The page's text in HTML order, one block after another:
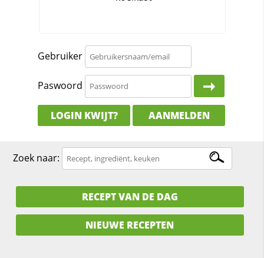
Gebruiker
Paswoord
LOGIN KWIJT? AANMELDEN
Zoek naar:
RECEPT VAN DE DAG
NIEUWE RECEPTEN